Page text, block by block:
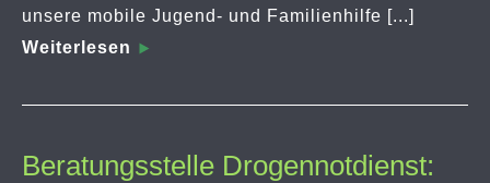
unsere mobile Jugend- und Familienhilfe [...]
Weiterlesen
Beratungsstelle Drogennotdienst: